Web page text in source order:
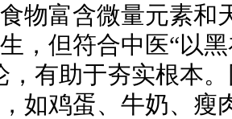
物富含微量元素和
，但符合中医“以
，有助于夯实根本
如鸡蛋、牛奶、瘦